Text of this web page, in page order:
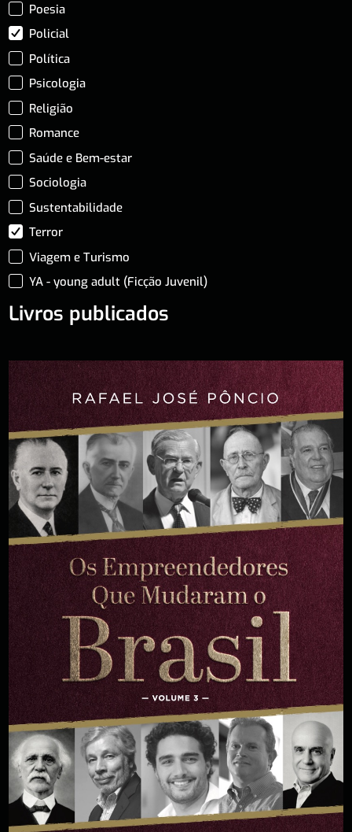
Poesia
Policial
Política
Psicologia
Religião
Romance
Saúde e Bem-estar
Sociologia
Sustentabilidade
Terror
Viagem e Turismo
YA - young adult (Ficção Juvenil)
Livros publicados